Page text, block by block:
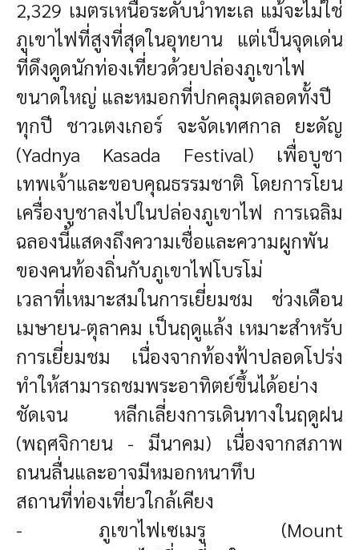
2,329 เมตรเหนือระดับน้ำทะเล แม้จะไม่ใช่
ภูเขาไฟที่สูงที่สุดในอุทยาน แต่เป็นจุดเด่น
ที่ดึงดูดนักท่องเที่ยวด้วยปล่องภูเขาไฟ
ขนาดใหญ่ และหมอกที่ปกคลุมตลอดทั้งปี
ทุกปี ชาวเตงเกอร์ จะจัดเทศกาล ยะดัญ
(Yadnya Kasada Festival) เพื่อบูชา
เทพเจ้าและขอบคุณธรรมชาติ โดยการโยน
เครื่องบูชาลงไปในปล่องภูเขาไฟ การเฉลิม
ฉลองนี้แสดงถึงความเชื่อและความผูกพัน
ของคนท้องถิ่นกับภูเขาไฟโบรโม่
เวลาที่เหมาะสมในการเยี่ยมชม ช่วงเดือน
เมษายน-ตุลาคม เป็นฤดูแล้ง เหมาะสำหรับ
การเยี่ยมชม เนื่องจากท้องฟ้าปลอดโปร่ง
ทำให้สามารถชมพระอาทิตย์ขึ้นได้อย่าง
ชัดเจน หลีกเลี่ยงการเดินทางในฤดูฝน
(พฤศจิกายน - มีนาคม) เนื่องจากสภาพ
ถนนลื่นและอาจมีหมอกหนาทึบ
สถานที่ท่องเที่ยวใกล้เคียง
- ภูเขาไฟเซเมรู (Mount